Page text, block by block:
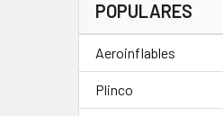
POPULARES
Aeroinflables
Plinco